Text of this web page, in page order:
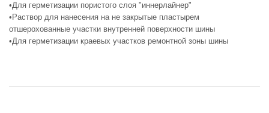
•Для герметизации пористого слоя "иннерлайнер"
•Раствор для нанесения на не закрытые пластырем
отшерохованные участки внутренней поверхности шины
•Для герметизации краевых участков ремонтной зоны шины